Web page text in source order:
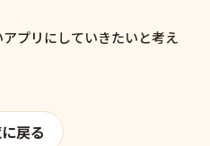
プリにしていきたいと考え
戻る